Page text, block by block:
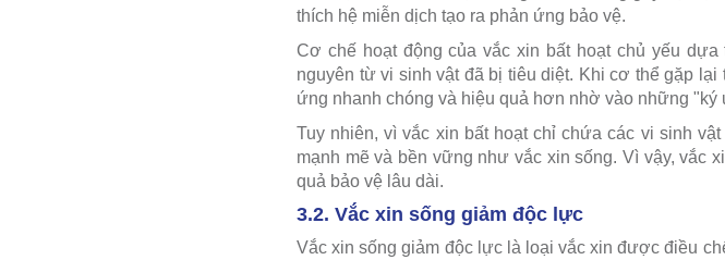
thích hệ miễn dịch tạo ra phản ứng bảo vệ.
Cơ chế hoạt động của vắc xin bất hoạt chủ yếu
nguyên từ vi sinh vật đã bị tiêu diệt. Khi cơ thể gặp
ứng nhanh chóng và hiệu quả hơn nhờ vào những "ký
Tuy nhiên, vì vắc xin bất hoạt chỉ chứa các vi sinh
mạnh mẽ và bền vững như vắc xin sống. Vì vậy, vắc
quả bảo vệ lâu dài.
3.2. Vắc xin sống giảm độc lực
Vắc xin sống giảm độc lực là loại vắc xin được điều